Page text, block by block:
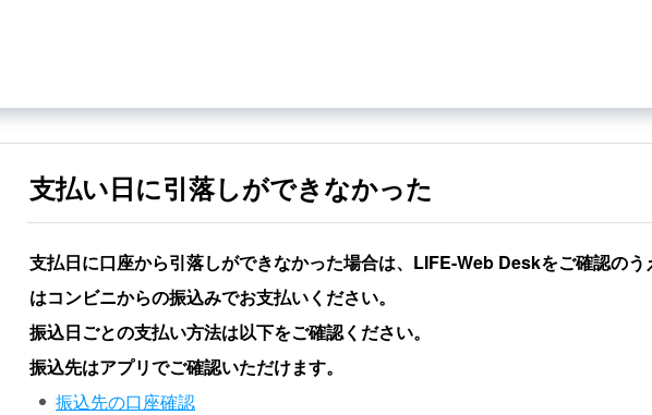
支払い日に引落しができなかった
支払日に口座から引落しができなかった場合は、LIFE-Web Deskをご確認の
はコンビニからの振込みでお支払いください。
振込日ごとの支払い方法は以下をご確認ください。
振込先はアプリでご確認いただけます。
振込先の口座確認